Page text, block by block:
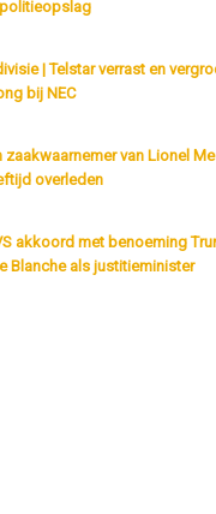
| Telstar verrast en
bij NEC
zaakwaarnemer van Lionel
overleden
akkoord met benoeming
Blanche als justitieminister